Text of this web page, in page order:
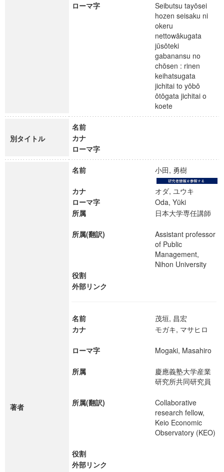
ローマ字
Seibutsu tayōsei
hozen seisaku ni
okeru
nettowākugata
jūsōteki
gabanansu no
chōsen : rinen
keihatsugata
jichitai to yōbō
ōtōgata jichitai o
koete
別タイトル
名前
カナ
ローマ字
著者
名前 小田, 勇樹
カナ
オダ, ユウキ
ローマ字
Oda, Yūki
所属
日本大学専任講師
所属(翻訳)
Assistant professor
of Public
Management,
Nihon University
役割
外部リンク
名前
茂垣, 昌宏
カナ
モガキ, マサヒロ
ローマ字 Mogaki, Masahiro
所属
慶應義塾大学産業
研究所共同研究員
所属(翻訳)
Collaborative
research fellow,
Keio Economic
Observatory (KEO)
役割
外部リンク